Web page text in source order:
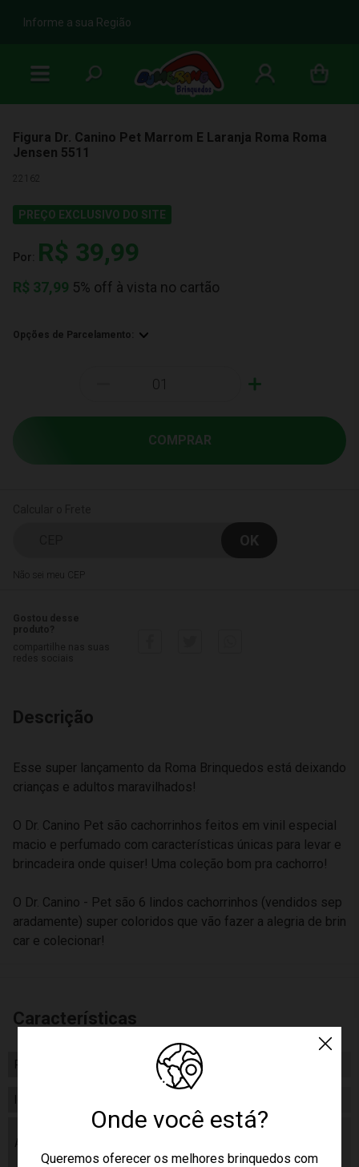
b
Informe a sua Região
Onde você está?
Queremos oferecer os melhores brinquedos com
Figura Dr. Canino Pet Marrom E Laranja Roma Roma
Jensen 5511
22162
PREÇO EXCLUSIVO DO SITE
Por: R$ 39,99
R$ 37,99 5% off à vista no cartão
Opções de Parcelamento:
+
COMPRAR
Não sei meu CEP
Descrição
Esse super lançamento da Roma Brinquedos está deixando
crianças e adultos maravilhados!
O Dr. Canino Pet são cachorrinhos feitos em vinil especial
macio e perfumado com características únicas para levar e
brincadeira onde quiser! Uma coleção bom pra cachorro!
O Dr. Canino - Pet são 6 lindos cachorrinhos (vendidos sep
aradamente) super coloridos que vão fazer a alegria de brin
car e colecionar!
Características
Peso 500.00
Aviso
As cores podem variar entre as imagens
meramente ilustrativas.